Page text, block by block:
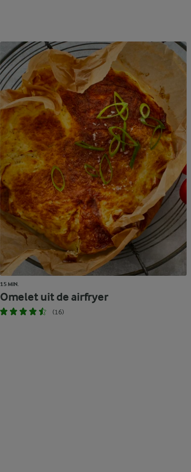
15 MIN.
Omelet uit de airfryer
(16)